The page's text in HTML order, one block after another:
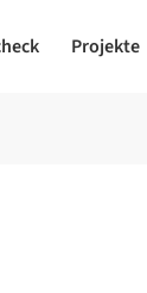
Projekte